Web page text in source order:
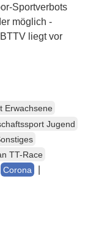
Sportverbots
möglich -
liegt vor
Erwachsene
Jugend
TT-Race
Corona